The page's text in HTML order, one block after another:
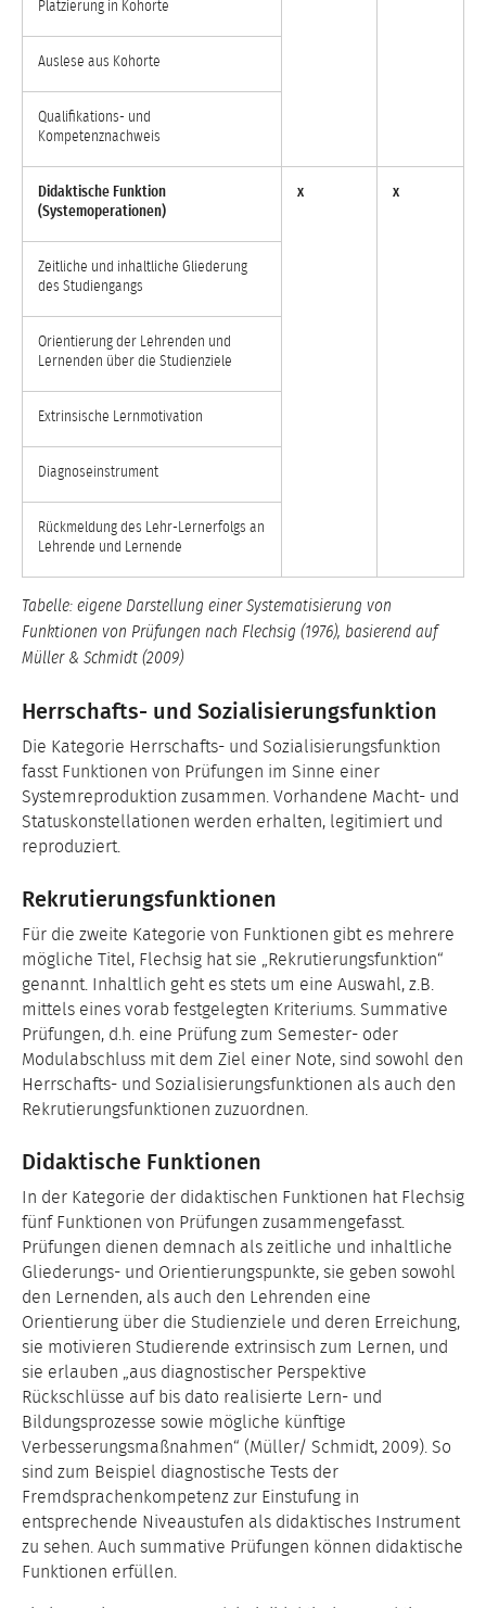
Platzierung in Kohorte
Auslese aus Kohorte
Qualifikations- und
Kompetenznachweis
Didaktische Funktion
(Systemoperationen)
x x
Zeitliche und inhaltliche Gliederung
des Studiengangs
Orientierung der Lehrenden und
Lernenden über die Studienziele
Extrinsische Lernmotivation
Diagnoseinstrument
Rückmeldung des Lehr-Lernerfolgs an
Lehrende und Lernende
Tabelle: eigene Darstellung einer Systematisierung von
Funktionen von Prüfungen nach Flechsig (1976), basierend auf
Müller & Schmidt (2009)
Herrschafts- und Sozialisierungsfunktion
Die Kategorie Herrschafts- und Sozialisierungsfunktion
fasst Funktionen von Prüfungen im Sinne einer
Systemreproduktion zusammen. Vorhandene Macht- und
Statuskonstellationen werden erhalten, legitimiert und
reproduziert.
Rekrutierungsfunktionen
Für die zweite Kategorie von Funktionen gibt es mehrere
mögliche Titel, Flechsig hat sie „Rekrutierungsfunktion“
genannt. Inhaltlich geht es stets um eine Auswahl, z.B.
mittels eines vorab festgelegten Kriteriums. Summative
Prüfungen, d.h. eine Prüfung zum Semester- oder
Modulabschluss mit dem Ziel einer Note, sind sowohl den
Herrschafts- und Sozialisierungsfunktionen als auch den
Rekrutierungsfunktionen zuzuordnen.
Didaktische Funktionen
In der Kategorie der didaktischen Funktionen hat Flechsig
fünf Funktionen von Prüfungen zusammengefasst.
Prüfungen dienen demnach als zeitliche und inhaltliche
Gliederungs- und Orientierungspunkte, sie geben sowohl
den Lernenden, als auch den Lehrenden eine
Orientierung über die Studienziele und deren Erreichung,
sie motivieren Studierende extrinsisch zum Lernen, und
sie erlauben „aus diagnostischer Perspektive
Rückschlüsse auf bis dato realisierte Lern- und
Bildungsprozesse sowie mögliche künftige
Verbesserungsmaßnahmen“ (Müller/ Schmidt, 2009). So
sind zum Beispiel diagnostische Tests der
Fremdsprachenkompetenz zur Einstufung in
entsprechende Niveaustufen als didaktisches Instrument
zu sehen. Auch summative Prüfungen können didaktische
Funktionen erfüllen.